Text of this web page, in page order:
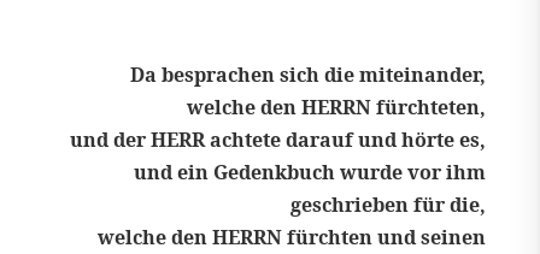
Da besprachen sich die miteinander,
welche den HERRN fürchteten,
und der HERR achtete darauf und hörte es,
und ein Gedenkbuch wurde vor ihm
geschrieben für die,
welche den HERRN fürchten und seinen